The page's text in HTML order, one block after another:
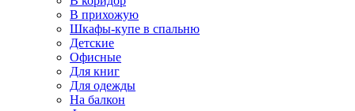
В прихожую
Шкафы-купе в спальню
Детские
Офисные
Для книг
Для одежды
На балкон